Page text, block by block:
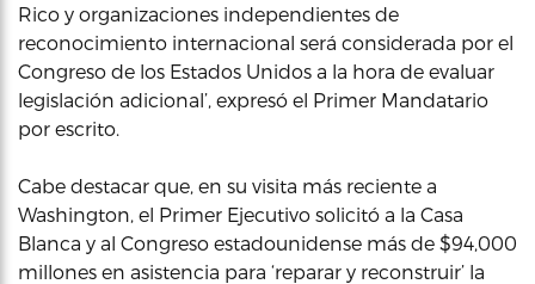
Rico y organizaciones independientes de
reconocimiento internacional será considerada por el
Congreso de los Estados Unidos a la hora de evaluar
legislación adicional’, expresó el Primer Mandatario
por escrito.
Cabe destacar que, en su visita más reciente a
Washington, el Primer Ejecutivo solicitó a la Casa
Blanca y al Congreso estadounidense más de $94,000
millones en asistencia para ‘reparar y reconstruir’ la